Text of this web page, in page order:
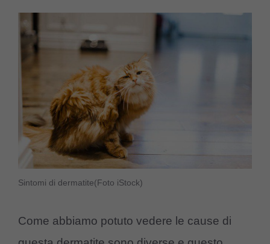
Sintomi di dermatite(Foto iStock)
Come abbiamo potuto vedere le cause di